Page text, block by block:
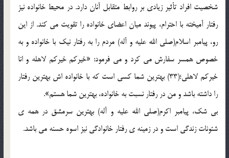
شخصيت افراد تأثير زيادي بر روابط متقابل آنان دارد. در محيط خانواده نيز
رفتار آميخته با احترام، پيوند ميان اعضاي خانواده را تقويت مي کند. از اين
رو، پيامبر اسلام(صلي الله عليه و آله) مردم را به رفتار نيک با خانواده و به
خصوص همسر سفارش مي کرد و مي فرمود: «خيرکم خيرکم لاهله و انا
خيرکم لاهلي؛(33) بهترين شما کسي است که با خانواده اش بهترين رفتار
را داشته باشد و من در رفتار نسبت به خانواده، بهترين شما هستم».
بي شک، پيامبر اکرم(صلي الله عليه و آله) بهترين سرمشق در همه ي
شئونات زندگي است و در زمينه ي رفتار خانوادگي نيز اسوه حسنه مي باشد.